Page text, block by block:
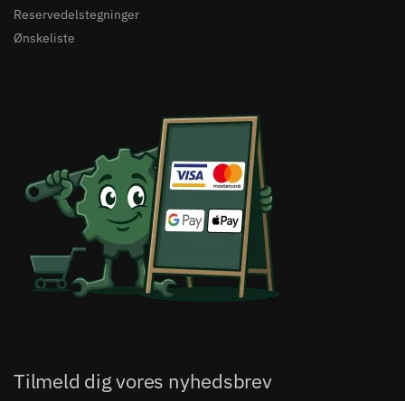
Reservedelstegninger
Ønskeliste
Tilmeld dig vores nyhedsbrev